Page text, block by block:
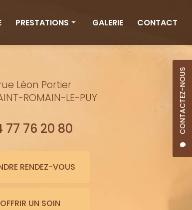
CONTACTEZ-NOUS
PRESTATIONS
Minceur
Bienfaits de l'eau
GALERIE CONTACT
Léon Portier
ROMAIN-LE-PUY
77 76 20 80
RENDEZ-VOUS
OFFRIR UN SOIN